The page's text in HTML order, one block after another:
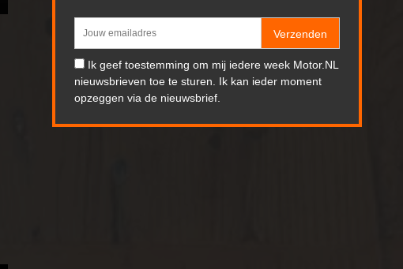
Verzenden
Ik geef toestemming om mij iedere week Motor.NL
nieuwsbrieven toe te sturen. Ik kan ieder moment
opzeggen via de nieuwsbrief.